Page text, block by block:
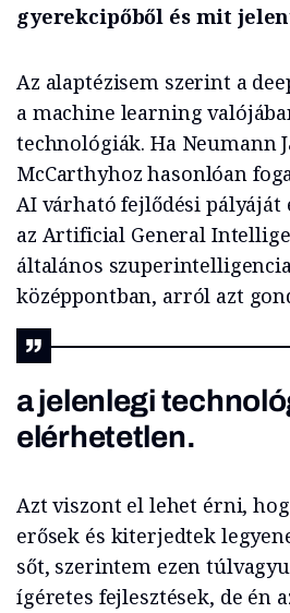
gyerekcipőből és mit
Az alaptézisem szerint a
a machine learning
technológiák. Ha Neumann
McCarthyhoz hasonlóan
AI várható fejlődési pályáját
az Artificial General
általános
középpontban, arról azt
a jelenlegi
elérhetetlen.
Azt viszont el lehet érni,
erősek és kiterjedtek
sőt, szerintem ezen
ígéretes fejlesztések, de én